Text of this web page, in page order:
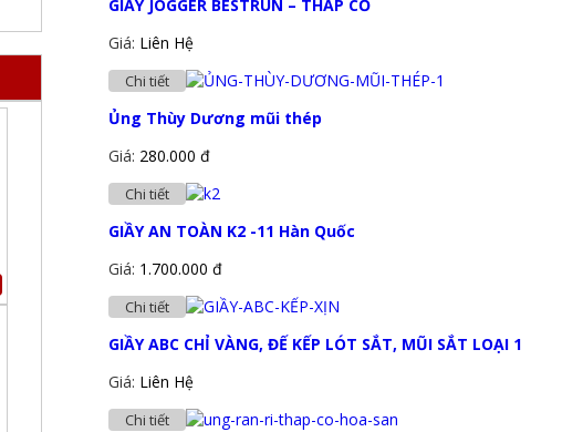
GIẦY JOGGER BESTRUN – THẤP CỔ
Giá: Liên Hệ
Chi tiết
Ủng Thùy Dương mũi thép
Giá: 280.000 đ
Chi tiết
GIẦY AN TOÀN K2 -11 Hàn Quốc
Giá: 1.700.000 đ
Chi tiết
GIẦY ABC CHỈ VÀNG, ĐẾ KẾP LÓT SẮT, MŨI SẮT LOẠI 1
Giá: Liên Hệ
Chi tiết